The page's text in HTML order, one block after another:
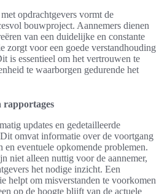
opdrachtgevers vormt de
bouwproject. Aannemers dienen
van een duidelijke en constante
zorgt voor een goede verstandhouding
is essentieel om het vertrouwen te
te waarborgen gedurende het
rapportages
updates en gedetailleerde
omvat informatie over de voortgang
en eventuele opkomende problemen.
niet alleen nuttig voor de aannemer,
het nodige inzicht. Een
helpt om misverstanden te voorkomen
op de hoogte blijft van de actuele